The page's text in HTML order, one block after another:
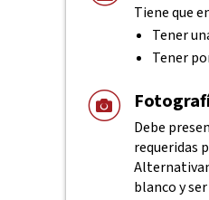
Tiene que
Tener
Tener
Debe
requeridas
blanco y